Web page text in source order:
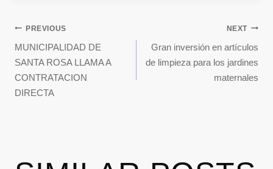
PREVIOUS
MUNICIPALIDAD DE
SANTA ROSA LLAMA A
CONTRATACION
DIRECTA
NEXT
Gran inversión en artículos
de limpieza para los jardines
maternales